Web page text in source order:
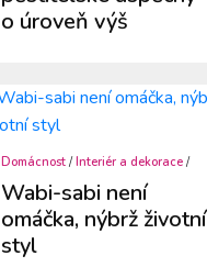
o úroveň výš
Domácnost /Interiér a dekorace /
Wabi-sabi není
omáčka, nýbrž životní
styl